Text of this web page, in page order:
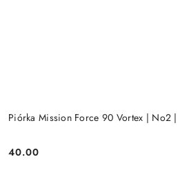
Piórka Mission Force 90 Vortex | No2 |
Cena:
40.00